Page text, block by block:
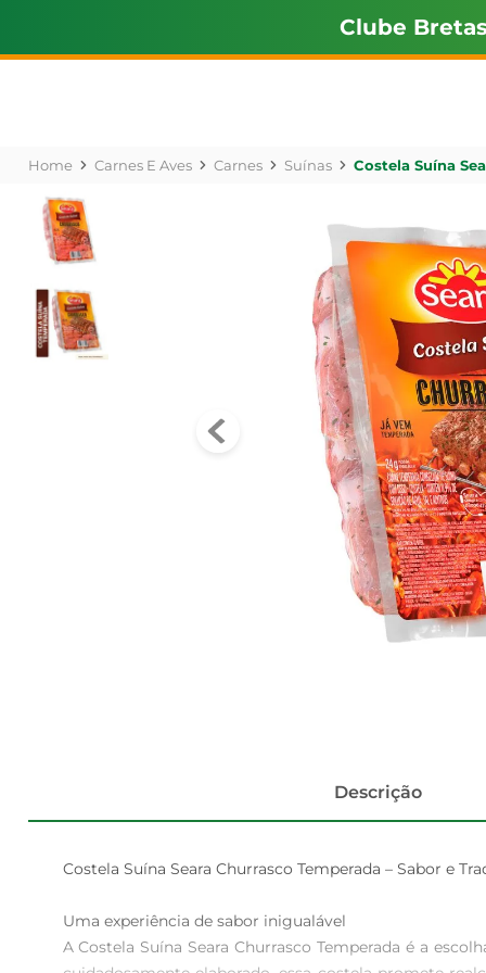
Clube Bretas
Carnes E Aves Carnes Suínas Costela Suína
Descrição
Costela Suína Seara Churrasco Temperada – Sabor e
Uma experiência de sabor inigualável
A Costela Suína Seara Churrasco Temperada é a